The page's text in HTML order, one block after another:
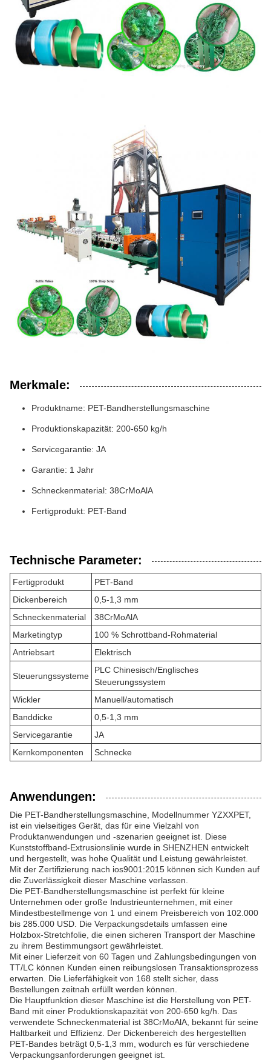
Merkmale:
Produktname: PET-Bandherstellungsmaschine
Produktionskapazität: 200-650 kg/h
Servicegarantie: JA
Garantie: 1 Jahr
Schneckenmaterial: 38CrMoAlA
Fertigprodukt: PET-Band
Technische Parameter:
Fertigprodukt
PET-Band
Dickenbereich
0,5-1,3 mm
Schneckenmaterial
38CrMoAlA
Marketingtyp
100 % Schrottband-Rohmaterial
Antriebsart
Elektrisch
Steuerungssysteme
PLC Chinesisch/Englisches
Steuerungssystem
Wickler
Manuell/automatisch
Banddicke
0,5-1,3 mm
Servicegarantie
JA
Kernkomponenten
Schnecke
Anwendungen:
Die PET-Bandherstellungsmaschine, Modellnummer YZXXPET,
ist ein vielseitiges Gerät, das für eine Vielzahl von
Produktanwendungen und -szenarien geeignet ist. Diese
Kunststoffband-Extrusionslinie wurde in SHENZHEN entwickelt
und hergestellt, was hohe Qualität und Leistung gewährleistet.
Mit der Zertifizierung nach ios9001:2015 können sich Kunden auf
die Zuverlässigkeit dieser Maschine verlassen.
Die PET-Bandherstellungsmaschine ist perfekt für kleine
Unternehmen oder große Industrieunternehmen, mit einer
Mindestbestellmenge von 1 und einem Preisbereich von 102.000
bis 285.000 USD. Die Verpackungsdetails umfassen eine
Holzbox-Stretchfolie, die einen sicheren Transport der Maschine
zu ihrem Bestimmungsort gewährleistet.
Mit einer Lieferzeit von 60 Tagen und Zahlungsbedingungen von
TT/LC können Kunden einen reibungslosen Transaktionsprozess
erwarten. Die Lieferfähigkeit von 168 stellt sicher, dass
Bestellungen zeitnah erfüllt werden können.
Die Hauptfunktion dieser Maschine ist die Herstellung von PET-
Band mit einer Produktionskapazität von 200-650 kg/h. Das
verwendete Schneckenmaterial ist 38CrMoAlA, bekannt für seine
Haltbarkeit und Effizienz. Der Dickenbereich des hergestellten
PET-Bandes beträgt 0,5-1,3 mm, wodurch es für verschiedene
Verpackungsanforderungen geeignet ist.